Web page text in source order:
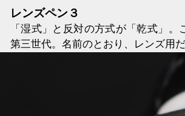
レンズペン３
「湿式」と反対の方式が「乾式」
第三世代。名前のとおり、レンズ用だ